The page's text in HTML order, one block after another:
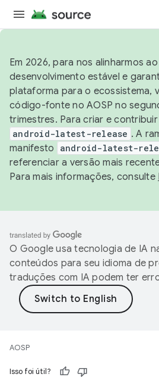
Em 2026, para nos alinharmos
desenvolvimento estável e
plataforma para o ecossistema,
código-fonte no AOSP no
trimestres. Para criar e contribuir
android-latest-release . A
manifesto
android-latest-
referenciar a versão mais
Para mais informações, consulte
O Google usa tecnologia de IA
conteúdos para seu idioma de
traduções com IA podem ter
AOSP
Isso foi útil?